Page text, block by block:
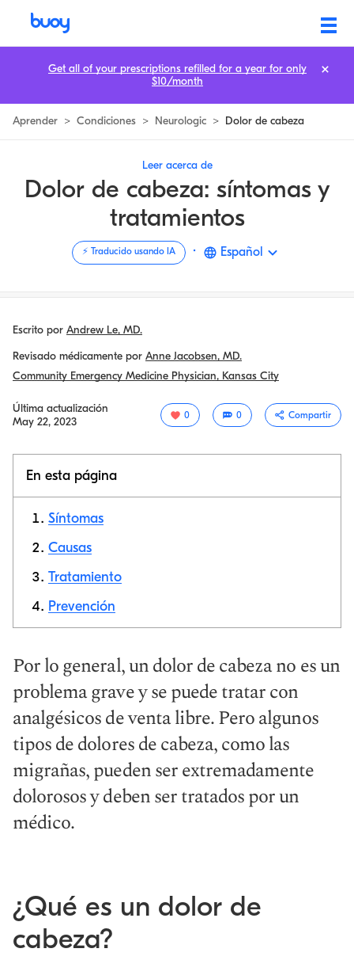
Aprender > Condiciones > Neurologic > Dolor de cabeza
Leer acerca de
Dolor de cabeza: síntomas y
tratamientos
⚡️ Traducido usando IA · Español
Escrito por Andrew Le, MD.
Revisado médicamente por Anne Jacobsen, MD.
Community Emergency Medicine Physician, Kansas City
Última actualización
May 22, 2023
0 0 Compartir
En esta página
Síntomas
Causas
Tratamiento
Prevención
Por lo general, un dolor de cabeza no es un
problema grave y se puede tratar con
analgésicos de venta libre. Pero algunos
tipos de dolores de cabeza, como las
migrañas, pueden ser extremadamente
dolorosos y deben ser tratados por un
médico.
¿Qué es un dolor de
cabeza?
Get all of your prescriptions refilled for a year for only
$10/month